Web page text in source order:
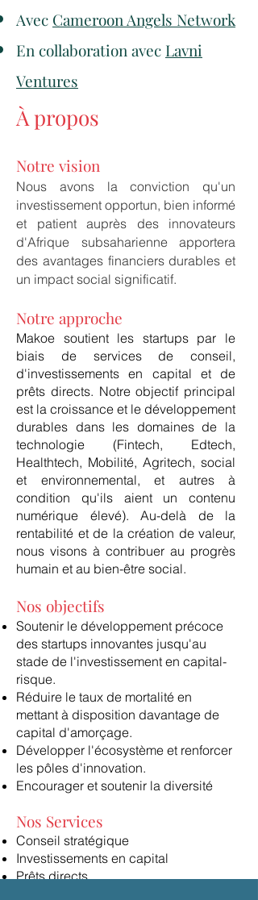
Avec Cameroon Angels Network
En collaboration avec Lavni
Ventures​
À propos
Notre vision
Nous avons la conviction qu'un
investissement opportun, bien informé
et patient auprès des innovateurs
d'Afrique subsaharienne apportera
des avantages financiers durables et
un impact social significatif.
Notre approche
Makoe soutient les startups par le
biais de services de conseil,
d'investissements en capital et de
prêts directs. Notre objectif principal
est la croissance et le développement
durables dans les domaines de la
technologie (Fintech, Edtech,
Healthtech, Mobilité, Agritech, social
et environnemental, et autres à
condition qu'ils aient un contenu
numérique élevé). Au-delà de la
rentabilité et de la création de valeur,
nous visons à contribuer au progrès
humain et au bien-être social.
Nos objectifs
Soutenir le développement précoce
des startups innovantes jusqu'au
stade de l'investissement en capital-
risque.
Réduire le taux de mortalité en
mettant à disposition davantage de
capital d'amorçage.
Développer l'écosystème et renforcer
les pôles d'innovation.
Encourager et soutenir la diversité
Nos Services
Conseil stratégique
Investissements en capital
Prêts directs